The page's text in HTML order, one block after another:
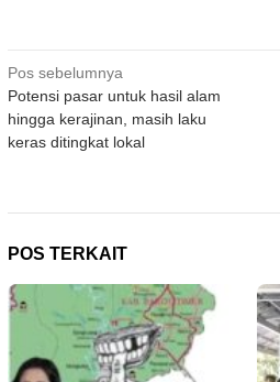
Navigasi
pos
Pos sebelumnya
Potensi pasar untuk hasil alam
hingga kerajinan, masih laku
keras ditingkat lokal
POS TERKAIT